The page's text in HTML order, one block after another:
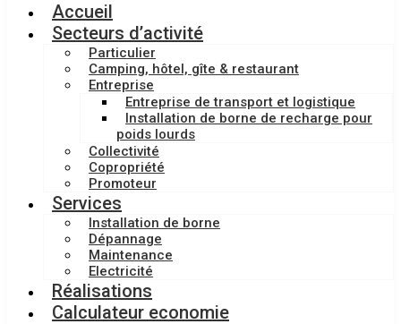
Accueil
Secteurs d’activité
Particulier
Camping, hôtel, gîte & restaurant
Entreprise
Entreprise de transport et logistique
Installation de borne de recharge pour
poids lourds
Collectivité
Copropriété
Promoteur
Services
Installation de borne
Dépannage
Maintenance
Electricité
Réalisations
Calculateur economie